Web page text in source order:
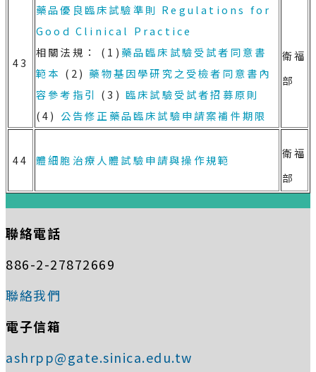
43
藥品優良臨床試驗準則 Regulations for
Good Clinical Practice
相關法規： (1) 藥品臨床試驗受試者同意書
範本 (2) 藥物基因學研究之受檢者同意書內
容參考指引 (3) 臨床試驗受試者招募原則
(4) 公告修正藥品臨床試驗申請案補件期限
衛福
部
44 體細胞治療人體試驗申請與操作規範
衛福
部
聯絡電話
886-2-27872669
聯絡我們
電子信箱
ashrpp@gate.sinica.edu.tw